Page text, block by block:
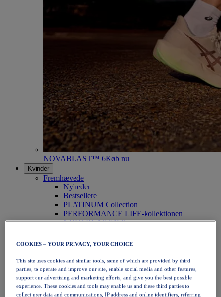
NOVABLAST™ 6Køb nu
Kvinder
Fremhævede
Nyheder
Bestsellere
PLATINUM Collection
PERFORMANCE LIFE-kollektionen
NOVABLAST™ 6
Løb
Trailløb
Tennis
Volleyball
Håndbold
Padel
Netbold
COOKIES – YOUR PRIVACY, YOUR CHOICE
This site uses cookies and similar tools, some of which are provided by third
parties, to operate and improve our site, enable social media and other features,
support our advertising and marketing efforts, and give you the best possible
experience. These cookies and tools may enable us and these third parties to
collect user data and communications, IP address and online identifiers, referring